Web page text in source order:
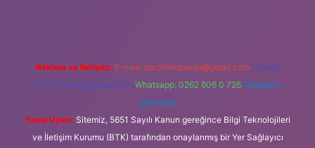
Reklam ve İletişim: E-mail: backlinkpaneli@gmail.com Teams:
forumhizmeti@gmail.com Whatsapp: 0262 606 0 726 Telegram:
@karabul
Yasal Uyarı: Sitemiz, 5651 Sayılı Kanun gereğince Bilgi Teknolojileri
ve İletişim Kurumu (BTK) tarafından onaylanmış bir Yer Sağlayıcı